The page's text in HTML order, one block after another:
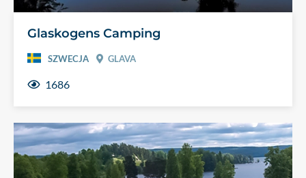
Glaskogens Camping
SZWECJA GLAVA
1686